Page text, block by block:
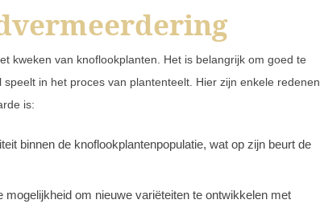
kweken van knoflookplanten. Het is belangrijk om goed te
in het proces van plantenteelt. Hier zijn enkele redenen
is:
binnen de knoflookplantenpopulatie, wat op zijn beurt de
om nieuwe variëteiten te ontwikkelen met